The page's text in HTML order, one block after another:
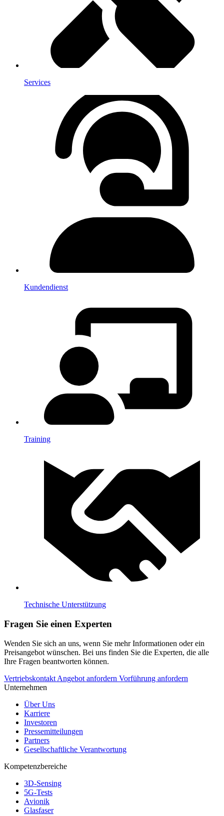
Services
Kundendienst
Training
Technische Unterstützung
Fragen Sie einen Experten
Wenden Sie sich an uns, wenn Sie mehr Informationen oder ein
Preisangebot wünschen. Bei uns finden Sie die Experten, die alle
Ihre Fragen beantworten können.
Vertriebskontakt Angebot anfordern Vorführung anfordern
Unternehmen
Über Uns
Karriere
Investoren
Pressemitteilungen
Partners
Gesellschaftliche Verantwortung
Kompetenzbereiche
3D-Sensing
5G-Tests
Avionik
Glasfaser